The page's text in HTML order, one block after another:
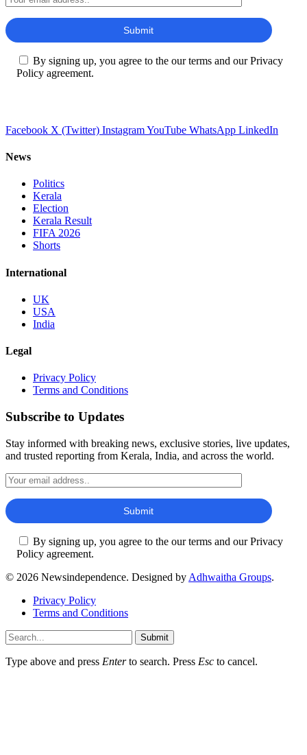
By signing up, you agree to the our terms and our Privacy
Policy agreement.
Facebook X (Twitter) InstagramYouTube WhatsApp LinkedIn
News
Politics
Kerala
Election
Kerala Result
FIFA 2026
Shorts
International
UK
USA
India
Legal
Privacy Policy
Terms and Conditions
Subscribe to Updates
Stay informed with breaking news, exclusive stories, live updates,
and trusted reporting from Kerala, India, and across the world.
By signing up, you agree to the our terms and our Privacy
Policy agreement.
© 2026 Newsindependence. Designed by Adhwaitha Groups.
Privacy Policy
Terms and Conditions
Submit
Type above and press Enterto search. Press Esc to cancel.